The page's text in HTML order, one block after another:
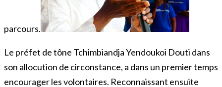
parcours.
Le préfet de tône Tchimbiandja Yendoukoi Douti dans
son allocution de circonstance, a dans un premier temps
encourager les volontaires. Reconnaissant ensuite